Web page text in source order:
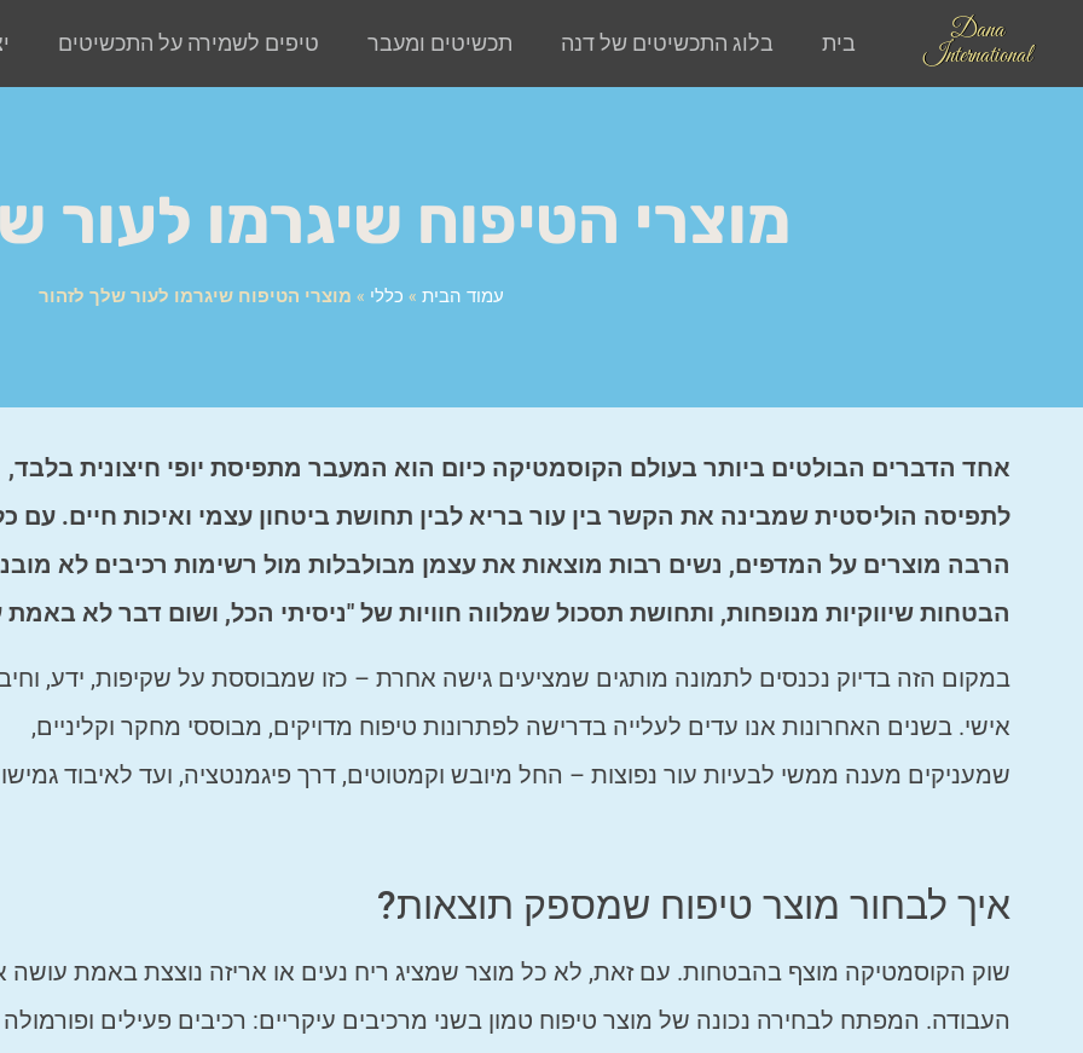
Dana
International
בית בלוג התכשיטים של דנה תכשיטים ומעבר טיפים לשמירה על התכשיטים
מוצרי הטיפוח שיגרמו לעור
עמוד הבית » כללי » מוצרי הטיפוח שיגרמו לעור שלך לזהור
אחד הדברים הבולטים ביותר בעולם הקוסמטיקה כיום הוא המעבר מתפיסת יופי חיצונית בלבד,
לתפיסה הוליסטית שמבינה את הקשר בין עור בריא לבין תחושת ביטחון עצמי ואיכות חיים. עם
הרבה מוצרים על המדפים, נשים רבות מוצאות את עצמן מבולבלות מול רשימות רכיבים לא
הבטחות שיווקיות מנופחות, ותחושת תסכול שמלווה חוויות של "ניסיתי הכל, ושום דבר לא
במקום הזה בדיוק נכנסים לתמונה מותגים שמציעים גישה אחרת – כזו שמבוססת על שקיפות, ידע,
אישי. בשנים האחרונות אנו עדים לעלייה בדרישה לפתרונות טיפוח מדויקים, מבוססי מחקר וקליניים,
שמעניקים מענה ממשי לבעיות עור נפוצות – החל מיובש וקמטוטים, דרך פיגמנטציה, ועד לאיבוד
איך לבחור מוצר טיפוח שמספק תוצאות?
שוק הקוסמטיקה מוצף בהבטחות. עם זאת, לא כל מוצר שמציג ריח נעים או אריזה נוצצת באמת עושה
העבודה. המפתח לבחירה נכונה של מוצר טיפוח טמון בשני מרכיבים עיקריים: רכיבים פעילים ופורמולה